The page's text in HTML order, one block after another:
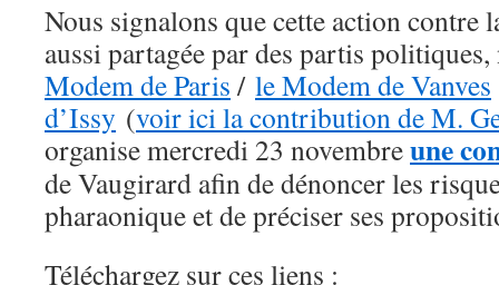
Nous signalons que cette action contre
aussi partagée par des partis
Modem de Paris / le Modem de Vanves
d’Issy (voir ici la contribution de M.
organise mercredi 23 novembreune
de Vaugirard afin de dénoncer les
pharaonique et de préciser ses
Téléchargez sur ces liens :